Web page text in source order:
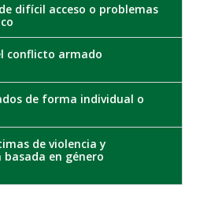
difícil acceso o problemas
conflicto armado
de forma individual o
de violencia y
en género